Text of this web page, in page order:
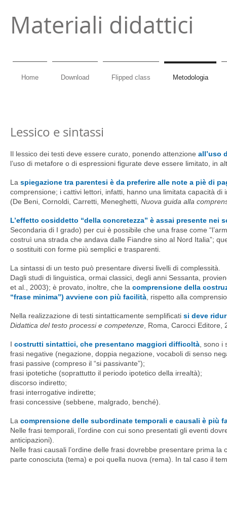
Materiali didattici
Home Download Flipped class Metodologia
Lessico e sintassi
Il lessico dei testi deve essere curato, ponendo attenzione all’uso
l’uso di metafore o di espressioni figurate deve essere limitato, in
La spiegazione tra parentesi è da preferire alle note a piè di
comprensione; i cattivi lettori, infatti, hanno una limitata capacità
(De Beni, Cornoldi, Carretti, Meneghetti, Nuova guida alla
L’effetto cosiddetto “della concretezza” è assai presente
Secondaria di I grado) per cui è possibile che una frase come
costruì una strada che andava dalle Fiandre sino al Nord Italia”;
o sostituiti con forme più semplici e trasparenti.
La sintassi di un testo può presentare diversi livelli di complessità.
Dagli studi di linguistica, ormai classici, degli anni Sessanta,
et al., 2003); è provato, inoltre, che la comprensione della
“frase minima”) avviene con più facilità , rispetto alla
Nella realizzazione di testi sintatticamente semplificati si deve
Didattica del testo processi e competenze , Roma, Carocci Editore,
I costrutti sintattici, che presentano maggiori difficoltà , sono i
frasi negative (negazione, doppia negazione, vocaboli di senso
frasi passive (compreso il “si passivante”);
frasi ipotetiche (soprattutto il periodo ipotetico della irrealtà);
discorso indiretto;
frasi interrogative indirette;
frasi concessive (sebbene, malgrado, benché).
La comprensione delle subordinate temporali e causali è più
Nelle frasi temporali, l’ordine con cui sono presentati gli eventi
anticipazioni).
Nelle frasi causali l’ordine delle frasi dovrebbe presentare prima
parte conosciuta (tema) e poi quella nuova (rema). In tal caso il